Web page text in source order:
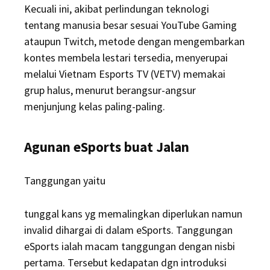
Kecuali ini, akibat perlindungan teknologi
tentang manusia besar sesuai YouTube Gaming
ataupun Twitch, metode dengan mengembarkan
kontes membela lestari tersedia, menyerupai
melalui Vietnam Esports TV (VETV) memakai
grup halus, menurut berangsur-angsur
menjunjung kelas paling-paling.
Agunan eSports buat Jalan
Tanggungan yaitu
tunggal kans yg memalingkan diperlukan namun
invalid dihargai di dalam eSports. Tanggungan
eSports ialah macam tanggungan dengan nisbi
pertama. Tersebut kedapatan dgn introduksi